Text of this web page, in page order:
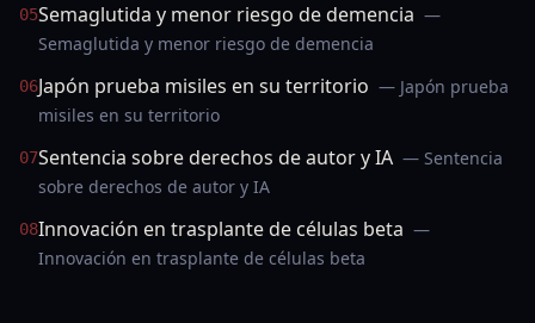
05Semaglutida y menor riesgo de demencia —
Semaglutida y menor riesgo de demencia
06Japón prueba misiles en su territorio — Japón prueba
misiles en su territorio
07Sentencia sobre derechos de autor y IA — Sentencia
sobre derechos de autor y IA
08Innovación en trasplante de células beta —
Innovación en trasplante de células beta